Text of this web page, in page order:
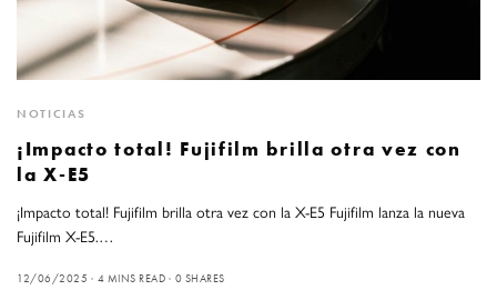
NOTICIAS
¡Impacto total! Fujifilm brilla otra vez con
la X-E5
¡Impacto total! Fujifilm brilla otra vez con la X-E5 Fujifilm lanza la nueva
Fujifilm X-E5.…
12/06/2025 4 MINS READ 0 SHARES